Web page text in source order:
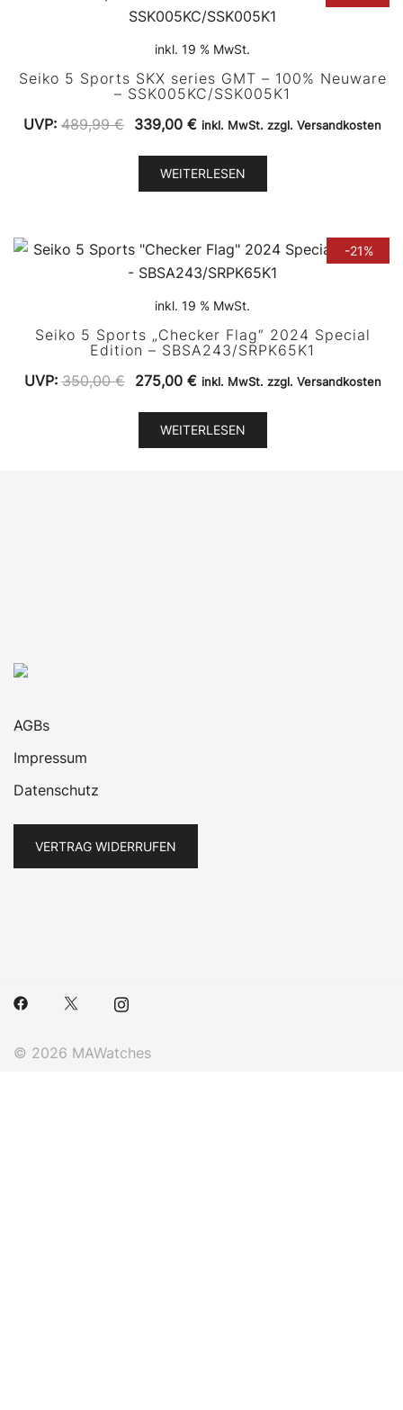
inkl. 19 % MwSt.
Seiko 5 Sports SKX series GMT – 100% Neuware
– SSK005KC/SSK005K1
UVP: 489,99€ Ursprünglicher
war:
489,99 €
339,00 €Aktueller
ist:
339,00 €.
inkl. MwSt. zzgl. Versandkosten
WEITERLESEN
-21%
inkl. 19 % MwSt.
Seiko 5 Sports „Checker Flag“ 2024 Special
Edition – SBSA243/SRPK65K1
UVP: 350,00€
Ursprünglicher
war:
350,00 €
275,00 €Aktueller
ist:
275,00 €.
inkl. MwSt. zzgl. Versandkosten
WEITERLESEN
AGBs
Impressum
Datenschutz
VERTRAG WIDERRUFEN
© 2026 MAWatches